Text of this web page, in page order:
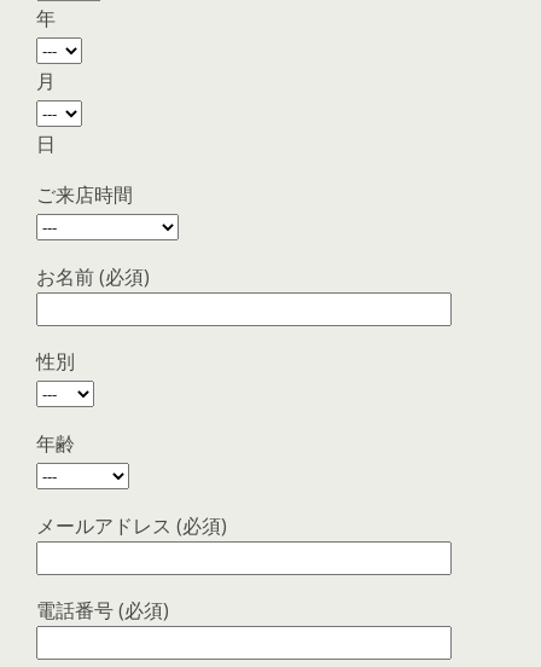
年
月
日
ご来店時間
お名前 (必須)
性別
年齢
メールアドレス (必須)
電話番号 (必須)